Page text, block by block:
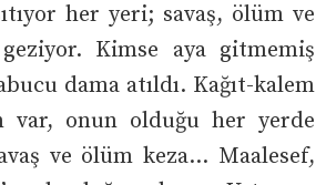
her yeri; savaş, ölüm ve
Kimse aya gitmemiş
dama atıldı. Kağıt-kalem
var, onun olduğu her yerde
ve ölüm keza… Maalesef,